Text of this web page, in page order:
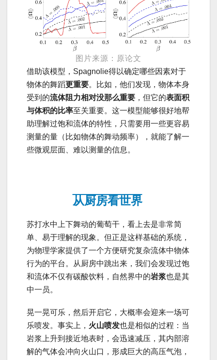
图片来源：原论文
借助该模型，Spagnolie得以确定哪些因素对于
物体的舞蹈更重要。比如，他们发现，物体本身
受到的流体阻力相对没那么重要 ，但它的表面积
与体积的比率至关重要。这一模型能够很好地帮
助理解过饱和流体的特性，只需要用一些更容易
测量的量（比如物体的舞动频率），就能了解一
些微观层面、难以测量的信息。
从厨房看世界
苏打水中上下舞动的葡萄干，看上去是非常简
单、易于理解的现象。但正是这样基础的系统，
为物理学家提供了一个方便研究复杂流体中物体
行为的平台。从厨房中跳出来，我们会发现过饱
和流体不仅有碳酸饮料，自然界中的岩浆也是其
中一员。
晃一晃可乐，然后开启它，大概率会迎来一场可
乐喷发。事实上， 火山喷发也是相似的过程：当
岩浆上升到接近地表时，会迅速减压，其内部溶
解的气体会冲向火山口，形成巨大的高压气泡，